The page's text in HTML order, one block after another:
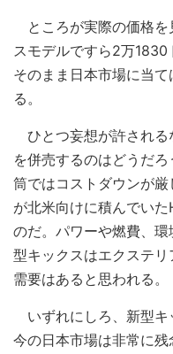
ところが実際の価格を
スモデルですら2万
そのまま日本市場に当
る。
ひとつ妄想が許される
を併売するのはどうだ
筒ではコストダウンが
が北米向けに積んでい
のだ。パワーや燃費、
型キックスはエクステ
需要はあると思われる。
いずれにしろ、新型キ
今の日本市場は非常に残